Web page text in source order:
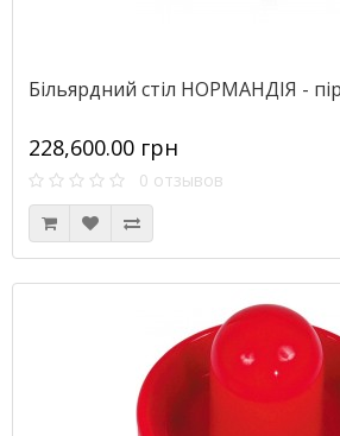
Більярдний стіл НОРМАНДІЯ -
228,600.00 грн
0 отзывов